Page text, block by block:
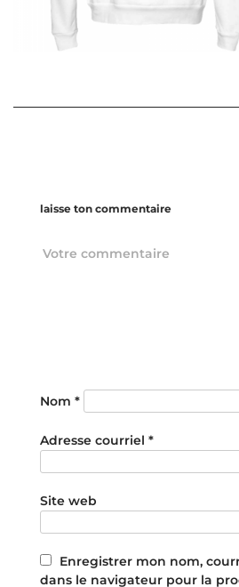
laisse ton commentaire
Nom *
Adresse courriel *
Site web
Enregistrer mon nom,
dans le navigateur pour la